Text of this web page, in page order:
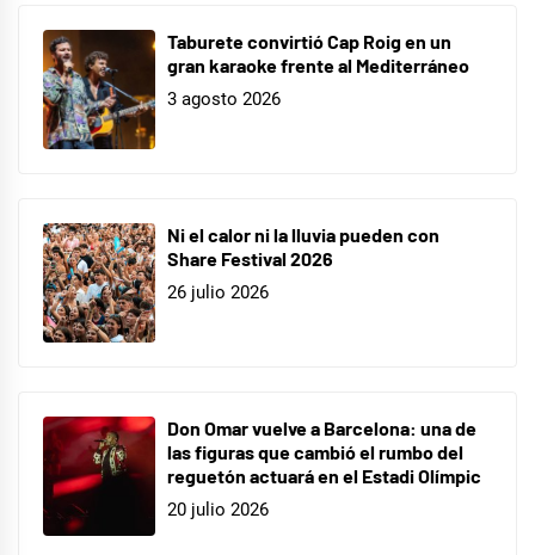
Taburete convirtió Cap Roig en un
gran karaoke frente al Mediterráneo
3 agosto 2026
Ni el calor ni la lluvia pueden con
Share Festival 2026
26 julio 2026
Don Omar vuelve a Barcelona: una de
las figuras que cambió el rumbo del
reguetón actuará en el Estadi Olímpic
20 julio 2026